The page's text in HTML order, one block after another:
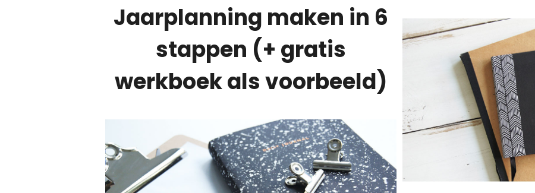
Jaarplanning maken in 6
stappen (+ gratis
werkboek als voorbeeld)